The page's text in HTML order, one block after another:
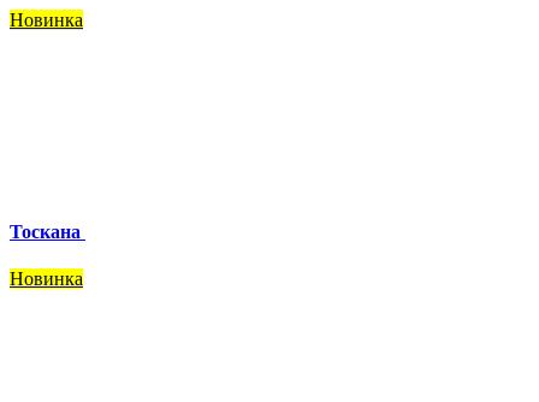
Новинка
Тоскана
Новинка